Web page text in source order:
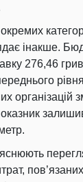
інакше.
276,46
організацій